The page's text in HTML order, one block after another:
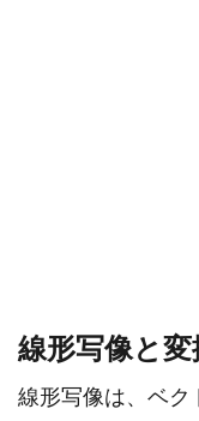
線形写像と変
線形写像は、ベク